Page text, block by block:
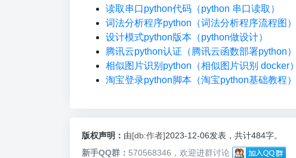
读取串口python代码（python 串口读取）
词法分析程序python（词法分析程序流程图）
设计模式python版本（python做设计）
腾讯云python认证（腾讯云函数部署python）
相似图片识别python（相似图片识别 docker）
淘宝登录python脚本（淘宝python基础教程）
版权声明： 由[db:作者]2023-12-06发表，共计484字。
新手QQ群： 570568346，欢迎进群讨论